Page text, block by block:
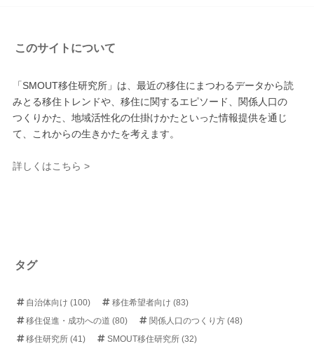
このサイトについて
「SMOUT移住研究所」は、最近の移住にまつわるデータから読
みとる移住トレンドや、移住に関するエピソード、関係人口の
つくりかた、地域活性化の仕掛けかたといった情報提供を通じ
て、これからの生きかたを考えます。
詳しくはこちら >
タグ
自治体向け(100) 移住希望者向け (83)
移住促進・成功への道(80) 関係人口のつくり方 (48)
移住研究所(41) SMOUT移住研究所 (32)